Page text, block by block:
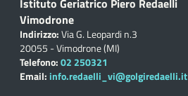
Vimodrone
Indirizzo:Via G. Leopardi n.3
20055 - Vimodrone (MI)
Telefono:02 250321
Email: info.redaelli_vi@golgiredaelli.it